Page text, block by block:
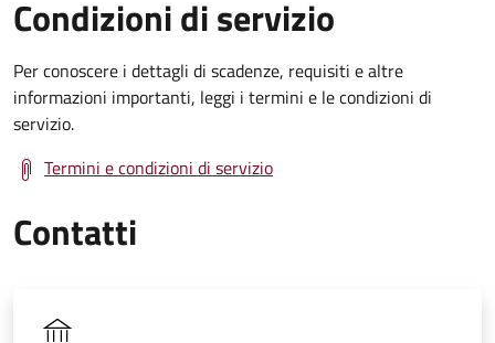
Condizioni di servizio
Per conoscere i dettagli di scadenze, requisiti e altre
informazioni importanti, leggi i termini e le condizioni di
servizio.
Termini e condizioni di servizio
Contatti